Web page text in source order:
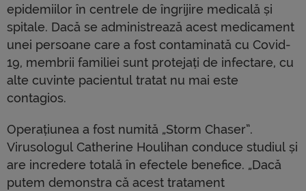
epidemiilor în centrele de îngrijire medicală și
spitale. Dacă se administrează acest medicament
unei persoane care a fost contaminată cu Covid-
19, membrii familiei sunt protejați de infectare, cu
alte cuvinte pacientul tratat nu mai este
contagios.
Operațiunea a fost numită „Storm Chaser”.
Virusologul Catherine Houlihan conduce studiul și
are incredere totală în efectele benefice. „Dacă
putem demonstra că acest tratament